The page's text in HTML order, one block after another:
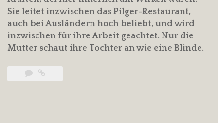
Sie leitet inzwischen das Pilger-Restaurant,
auch bei Ausländern hoch beliebt, und wird
inzwischen für ihre Arbeit geachtet. Nur die
Mutter schaut ihre Tochter an wie eine Blinde.